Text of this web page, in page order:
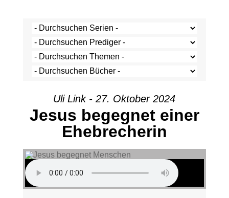
Uli Link - 27. Oktober 2024
Jesus begegnet einer
Ehebrecherin